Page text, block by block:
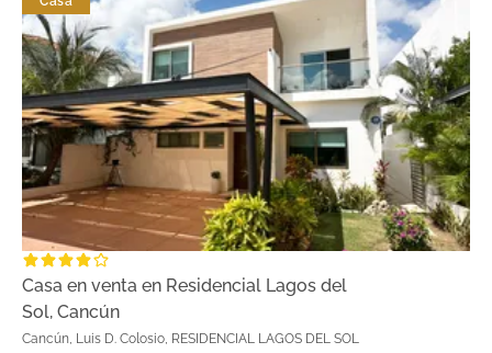
Casa en venta en Residencial Lagos del
Sol, Cancún
Cancún, Luis D. Colosio, RESIDENCIAL LAGOS DEL SOL